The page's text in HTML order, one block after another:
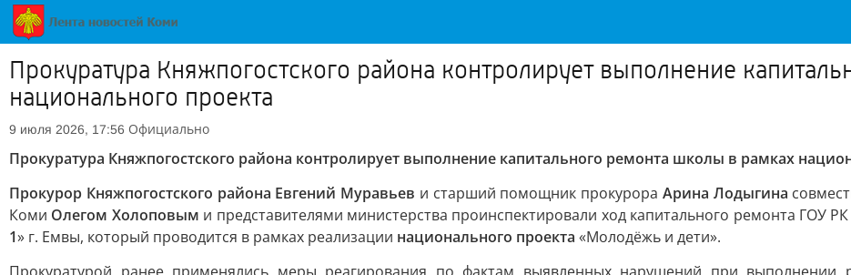
Прокуратура Княжпогостского района контролирует выполнение
национального проекта
9 июля 2026, 17:56 Официально
Прокуратура Княжпогостского района контролирует выполнение капитального ремонта школы в рамках
Прокурор Княжпогостского района Евгений Муравьев и старший помощник прокурора Арина Лодыгина
Коми Олегом Холоповым и представителями министерства проинспектировали ход капитального ремонта ГОУ
1» г. Емвы, который проводится в рамках реализации национального проекта «Молодёжь и дети».